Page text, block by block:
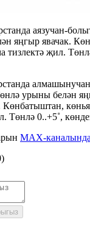
аязучан-
яңгыр явачак.
тизлектә җил.
урыны белән
Көнбатыштан,
Төнлә 0..+5˚,
MAX-каналында